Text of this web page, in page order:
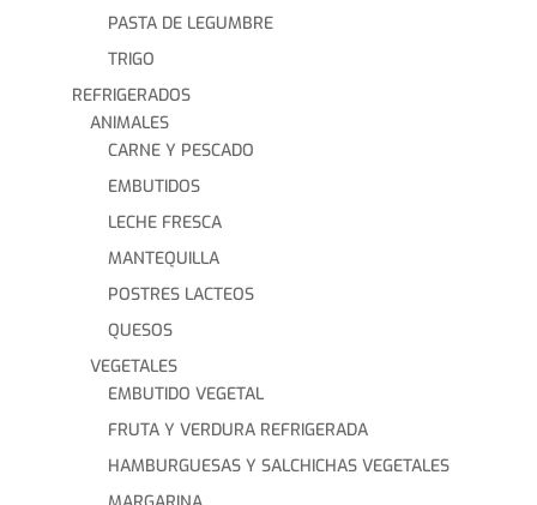
PASTA DE LEGUMBRE
TRIGO
REFRIGERADOS
ANIMALES
CARNE Y PESCADO
EMBUTIDOS
LECHE FRESCA
MANTEQUILLA
POSTRES LACTEOS
QUESOS
VEGETALES
EMBUTIDO VEGETAL
FRUTA Y VERDURA REFRIGERADA
HAMBURGUESAS Y SALCHICHAS VEGETALES